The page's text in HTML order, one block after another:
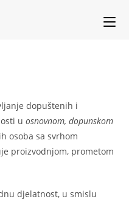
dopuštenih i
uosnovnom, dopunskom
osoba sa svrhom
proizvodnjom, prometom
djelatnost, u smislu